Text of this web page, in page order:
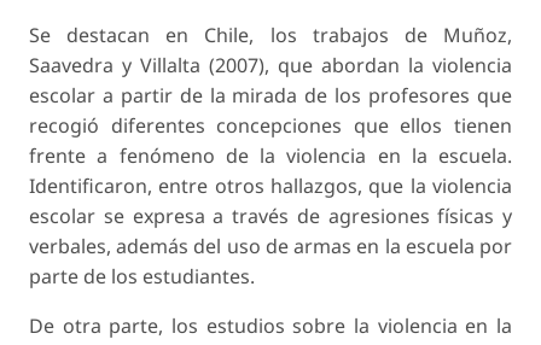
Se destacan en Chile, los trabajos de Muñoz,
Saavedra y Villalta (2007), que abordan la violencia
escolar a partir de la mirada de los profesores que
recogió diferentes concepciones que ellos tienen
frente a fenómeno de la violencia en la escuela.
Identificaron, entre otros hallazgos, que la violencia
escolar se expresa a través de agresiones físicas y
verbales, además del uso de armas en la escuela por
parte de los estudiantes.
De otra parte, los estudios sobre la violencia en la